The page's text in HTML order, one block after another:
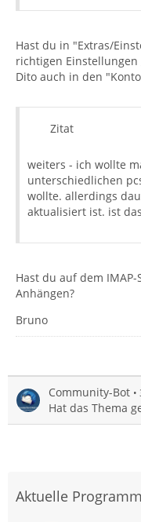
Hast du in "Extras/
richtigen Einstellungen
Dito auch in den
Zitat
weiters - ich wollte
unterschiedlichen
wollte. allerdings
aktualisiert ist. ist
Hast du auf dem
Anhängen?
Bruno
Community-Bot
Hat das Thema
Aktuelle